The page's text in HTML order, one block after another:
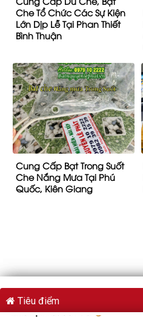
Che Tổ Chức Các Sự Kiện
Lớn Dịp Lễ Tại Phan Thiết
Bình Thuận
Cung Cấp Bạt Trong Suốt
Che Nắng Mưa Tại Phú
Quốc, Kiên Giang
Tiêu điểm